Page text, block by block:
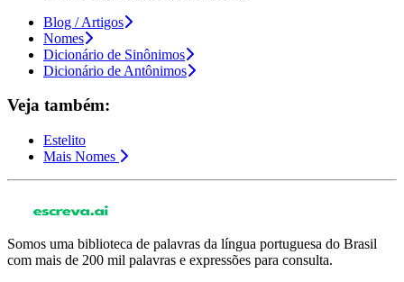
Blog / Artigos
Nomes
Dicionário de Sinônimos
Dicionário de Antônimos
Veja também:
Estelito
Mais Nomes
Somos uma biblioteca de palavras da língua portuguesa do Brasil
com mais de 200 mil palavras e expressões para consulta.